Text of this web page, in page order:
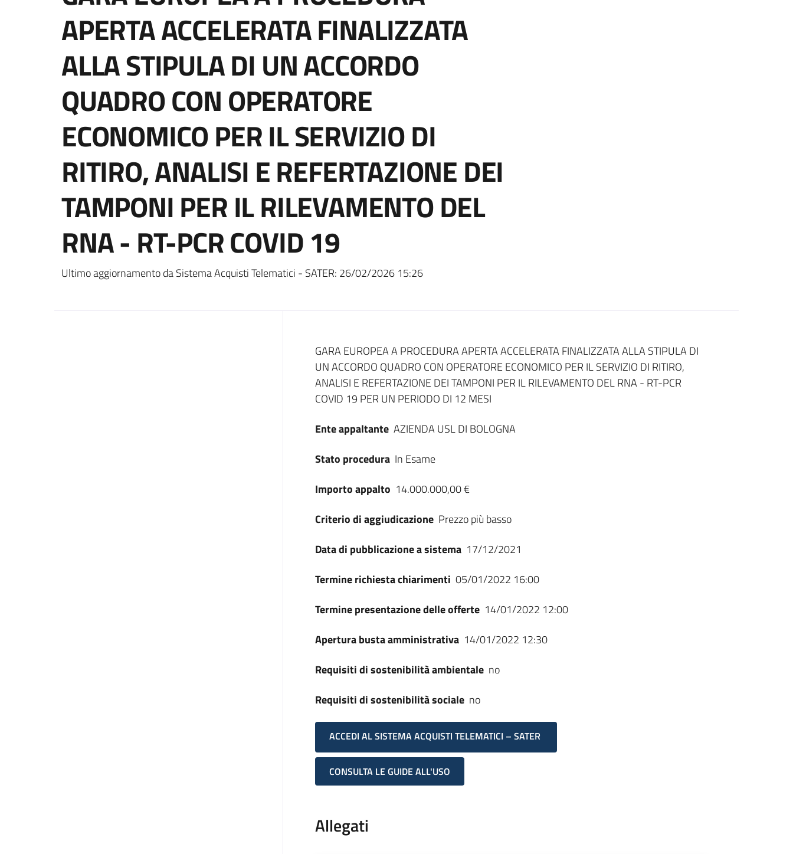
APERTA ACCELERATA FINALIZZATA
ALLA STIPULA DI UN ACCORDO
QUADRO CON OPERATORE
ECONOMICO PER IL SERVIZIO DI
RITIRO, ANALISI E REFERTAZIONE DEI
TAMPONI PER IL RILEVAMENTO DEL
RNA - RT-PCR COVID 19
Ultimo aggiornamento da Sistema Acquisti Telematici - SATER: 26/02/2026 15:26
Dati del bando
GARA EUROPEA A PROCEDURA APERTA ACCELERATA FINALIZZATA ALLA STIPULA DI
UN ACCORDO QUADRO CON OPERATORE ECONOMICO PER IL SERVIZIO DI RITIRO,
ANALISI E REFERTAZIONE DEI TAMPONI PER IL RILEVAMENTO DEL RNA - RT-PCR
COVID 19 PER UN PERIODO DI 12 MESI
Ente appaltante AZIENDA USL DI BOLOGNA
Stato procedura In Esame
Importo appalto 14.000.000,00 €
Criterio di aggiudicazione Prezzo più basso
Data di pubblicazione a sistema 17/12/2021
Termine richiesta chiarimenti 05/01/2022 16:00
Termine presentazione delle offerte 14/01/2022 12:00
Apertura busta amministrativa 14/01/2022 12:30
Requisiti di sostenibilità ambientale no
Requisiti di sostenibilità sociale no
ACCEDI AL SISTEMA ACQUISTI TELEMATICI – SATER
CONSULTA LE GUIDE ALL'USO
Allegati